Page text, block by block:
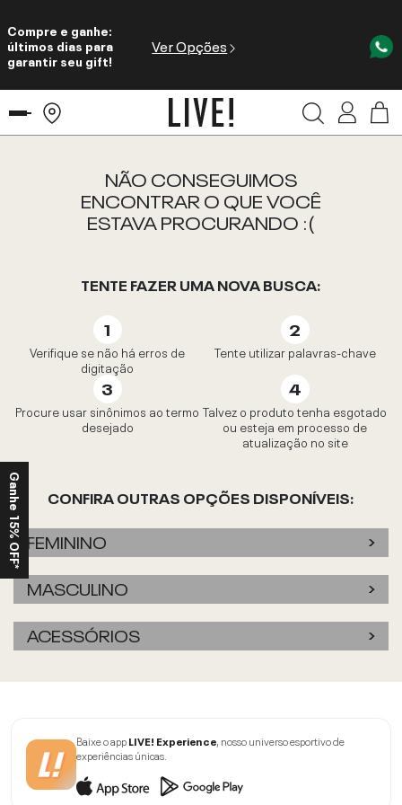
Compre e ganhe:
últimos dias para
garantir seu gift!
Ver Opções
NÃO CONSEGUIMOS
ENCONTRAR O QUE VOCÊ
ESTAVA PROCURANDO :(
TENTE FAZER UMA NOVA BUSCA:
Verifique se não há erros de
digitação
Tente utilizar palavras-chave
Procure usar sinônimos ao termo
desejado
Talvez o produto tenha esgotado
ou esteja em processo de
atualização no site
CONFIRA OUTRAS OPÇÕES DISPONÍVEIS:
FEMININO
MASCULINO
ACESSÓRIOS
Baixe o appLIVE! Experience, nosso universo esportivo de
experiências únicas.
Ganhe 15% OFF*